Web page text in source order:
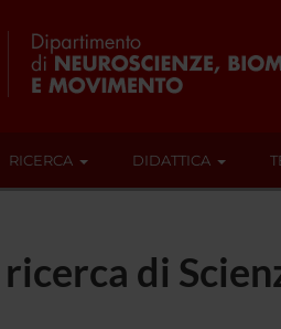
RICERCA DIDATTICA
di